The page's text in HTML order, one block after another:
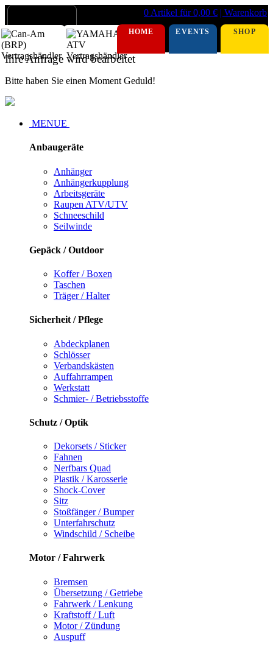
0 Artikel für 0,00 € | Warenkorb
HOME EVENTS SHOP
Ihre Anfrage wird bearbeitet
Bitte haben Sie einen Moment Geduld!
MENUE
Anbaugeräte
Anhänger
Anhängerkupplung
Arbeitsgeräte
Raupen ATV/UTV
Schneeschild
Seilwinde
Gepäck / Outdoor
Koffer / Boxen
Taschen
Träger / Halter
Sicherheit / Pflege
Abdeckplanen
Schlösser
Verbandskästen
Auffahrrampen
Werkstatt
Schmier- / Betriebsstoffe
Schutz / Optik
Dekorsets / Sticker
Fahnen
Nerfbars Quad
Plastik / Karosserie
Shock-Cover
Sitz
Stoßfänger / Bumper
Unterfahrschutz
Windschild / Scheibe
Motor / Fahrwerk
Bremsen
Übersetzung / Getriebe
Fahrwerk / Lenkung
Kraftstoff / Luft
Motor / Zündung
Auspuff